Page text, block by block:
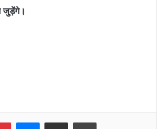
जुड़ेंगे।
PinterestMessenger
Share via Email Print